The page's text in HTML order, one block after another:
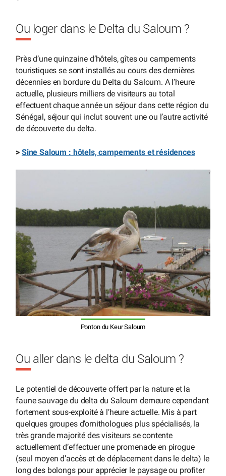
Ou loger dans le Delta du Saloum ?
Près d’une quinzaine d’hôtels, gîtes ou campements
touristiques se sont installés au cours des dernières
décennies en bordure du Delta du Saloum. A l’heure
actuelle, plusieurs milliers de visiteurs au total
effectuent chaque année un séjour dans cette région du
Sénégal, séjour qui inclut souvent une ou l’autre activité
de découverte du delta.
> Sine Saloum : hôtels, campements et résidences
Ponton du Keur Saloum
Ou aller dans le delta du Saloum ?
Le potentiel de découverte offert par la nature et la
faune sauvage du delta du Saloum demeure cependant
fortement sous-exploité à l’heure actuelle. Mis à part
quelques groupes d’ornithologues plus spécialisés, la
très grande majorité des visiteurs se contente
actuellement d’effectuer une promenade en pirogue
(seul moyen d’accès et de déplacement dans le delta) le
long des bolongs pour apprécier le paysage ou profiter